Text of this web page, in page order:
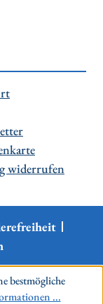
widerrufen
bestmögliche
...